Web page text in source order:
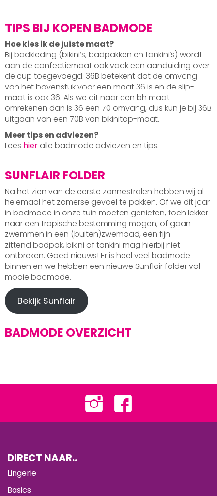
TIPS BIJ KOPEN BADMODE
Hoe kies ik de juiste maat?
Bij badkleding (bikini’s, badpakken en tankini’s) wordt
aan de confectiemaat ook vaak een aanduiding over
de cup toegevoegd. 36B betekent dat de omvang
van het bovenstuk voor een maat 36 is en de slip-
maat is ook 36. Als we dit naar een bh maat
omrekenen dan is 36 een 70 omvang, dus kun je bij 36B
uitgaan van een 70B van bikinitop-maat.
Meer tips en adviezen?
Lees hier alle badmode adviezen en tips.
SUNFLAIR FOLDER
Na het zien van de eerste zonnestralen hebben wij al
helemaal het zomerse gevoel te pakken. Of we dit jaar
in badmode in onze tuin moeten genieten, toch lekker
naar een tropische bestemming mogen, of gaan
zwemmen in een (buiten)zwembad, een fijn
zittend badpak, bikini of tankini mag hierbij niet
ontbreken. Goed nieuws! Er is heel veel badmode
binnen en we hebben een nieuwe Sunflair folder vol
mooie badmode.
Bekijk Sunflair
BADMODE OVERZICHT
DIRECT NAAR..
Lingerie
Basics